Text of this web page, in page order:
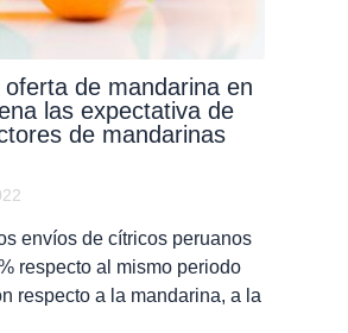
de mandarina en
las expectativa de
de mandarinas
envíos de cítricos peruanos
respecto al mismo periodo
respecto a la mandarina, a la